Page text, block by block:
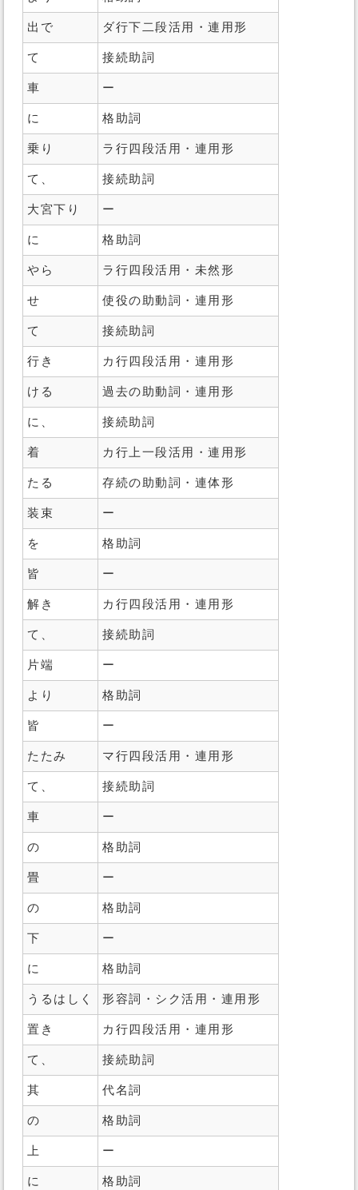
出で ダ行下二段活用・連用形
て 接続助詞
車 ー
に 格助詞
乗り ラ行四段活用・連用形
て、 接続助詞
大宮下り ー
に 格助詞
やら ラ行四段活用・未然形
せ 使役の助動詞・連用形
て 接続助詞
行き カ行四段活用・連用形
ける 過去の助動詞・連用形
に、 接続助詞
着 カ行上一段活用・連用形
たる 存続の助動詞・連体形
装束 ー
を 格助詞
皆 ー
解き カ行四段活用・連用形
て、 接続助詞
片端 ー
より 格助詞
皆 ー
たたみ マ行四段活用・連用形
て、 接続助詞
車 ー
の 格助詞
畳 ー
の 格助詞
下 ー
に 格助詞
うるはしく 形容詞・シク活用・連用形
置き カ行四段活用・連用形
て、 接続助詞
其 代名詞
の 格助詞
上 ー
に 格助詞